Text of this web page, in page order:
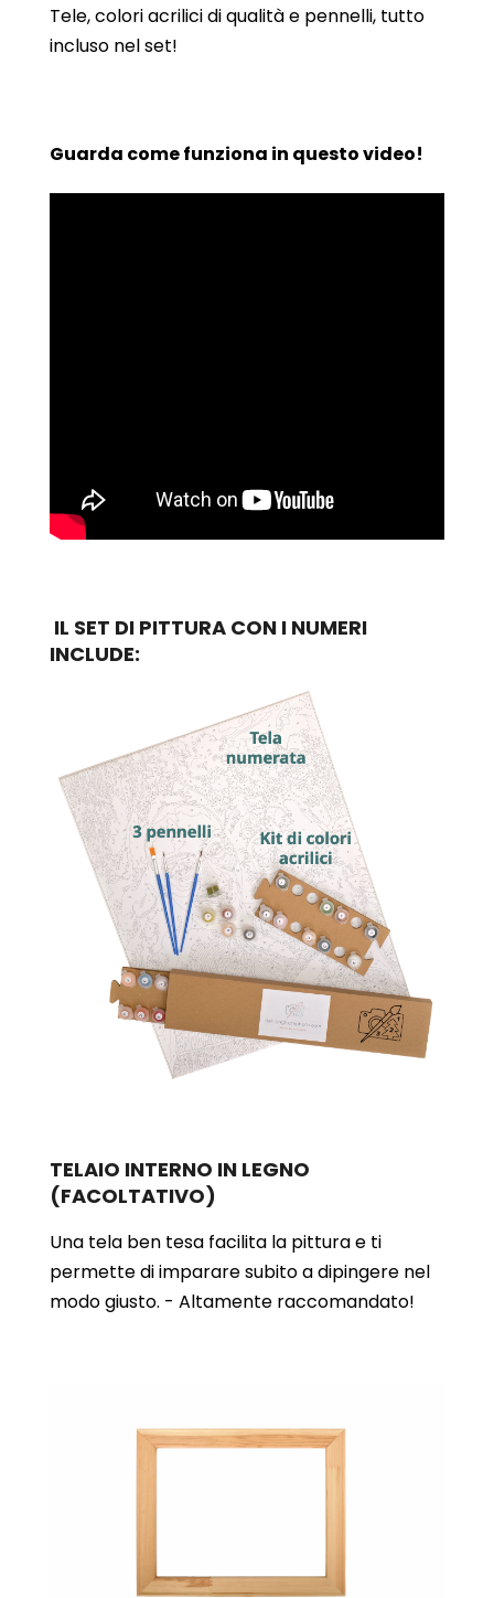
Tele, colori acrilici di qualità e pennelli, tutto
incluso nel set!
Guarda come funziona in questo video!
IL SET DI PITTURA CON I NUMERI
INCLUDE:
TELAIO INTERNO IN LEGNO
(FACOLTATIVO)
Una tela ben tesa facilita la pittura e ti
permette di imparare subito a dipingere nel
modo giusto. - Altamente raccomandato!